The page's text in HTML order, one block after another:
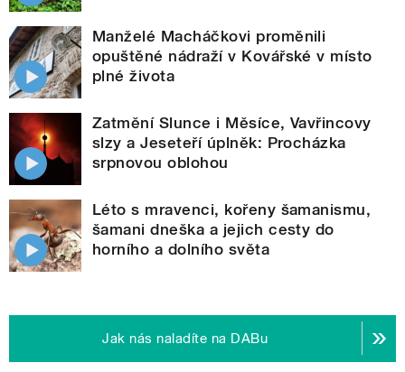
Manželé Macháčkovi proměnili
opuštěné nádraží v Kovářské v místo
plné života
Zatmění Slunce i Měsíce, Vavřincovy
slzy a Jeseteří úplněk: Procházka
srpnovou oblohou
Léto s mravenci, kořeny šamanismu,
šamani dneška a jejich cesty do
horního a dolního světa
Jak nás naladíte na DABu